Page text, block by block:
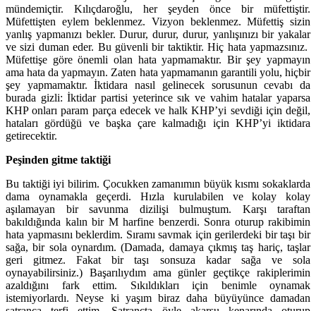
mündemiçtir. Kılıçdaroğlu, her şeyden önce bir müfettiştir.
Müfettişten eylem beklenmez. Vizyon beklenmez. Müfettiş sizin
yanlış yapmanızı bekler. Durur, durur, durur, yanlışınızı bir yakalar
ve sizi duman eder. Bu güvenli bir taktiktir. Hiç hata yapmazsınız.
Müfettişe göre önemli olan hata yapmamaktır. Bir şey yapmayın
ama hata da yapmayın. Zaten hata yapmamanın garantili yolu, hiçbir
şey yapmamaktır. İktidara nasıl gelinecek sorusunun cevabı da
burada gizli: İktidar partisi yeterince sık ve vahim hatalar yaparsa
KHP onları param parça edecek ve halk KHP’yi sevdiği için değil,
hataları gördüğü ve başka çare kalmadığı için KHP’yi iktidara
getirecektir.
Peşinden gitme taktiği
Bu taktiği iyi bilirim. Çocukken zamanımın büyük kısmı sokaklarda
dama oynamakla geçerdi. Hızla kurulabilen ve kolay kolay
aşılamayan bir savunma dizilişi bulmuştum. Karşı taraftan
bakıldığında kalın bir M harfine benzerdi. Sonra oturup rakibimin
hata yapmasını beklerdim. Sıramı savmak için gerilerdeki bir taşı bir
sağa, bir sola oynardım. (Damada, damaya çıkmış taş hariç, taşlar
geri gitmez. Fakat bir taşı sonsuza kadar sağa ve sola
oynayabilirsiniz.) Başarılıydım ama günler geçtikçe rakiplerimin
azaldığını fark ettim. Sıkıldıkları için benimle oynamak
istemiyorlardı. Neyse ki yaşım biraz daha büyüyünce damadan